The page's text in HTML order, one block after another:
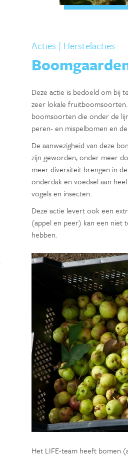
Acties | Herstelacties
Deze actie is bedoeld om bij
zeer lokale
boomsoorten die onder de
peren- en mispelbomen en
De aanwezigheid van deze
zijn geworden, onder meer
meer diversiteit brengen in
onderdak en voedsel aan
vogels en insecten.
Deze actie levert ook een
(appel en peer) kan een niet
hebben.
Het LIFE-team heeft bomen